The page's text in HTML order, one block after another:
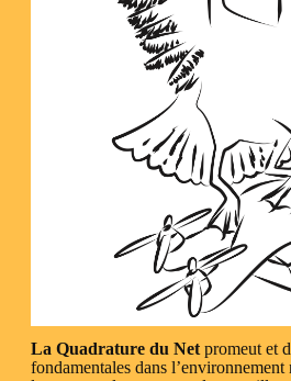
La Quadrature du Netpromeut et
fondamentales dans